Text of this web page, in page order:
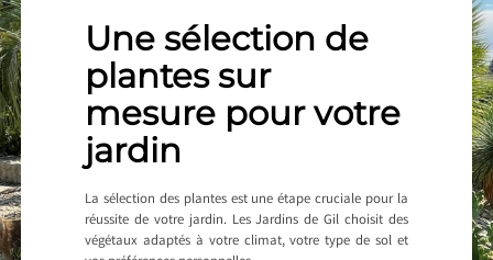
Une sélection de
plantes sur
mesure pour votre
jardin
La sélection des plantes est une étape cruciale pour la
réussite de votre jardin. Les Jardins de Gil choisit des
végétaux adaptés à votre climat, votre type de sol et